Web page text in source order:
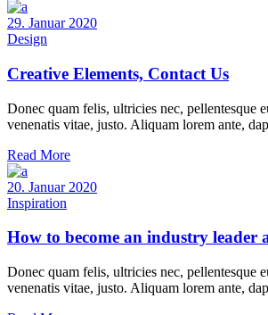
29. Januar 2020
Design
Creative Elements, Contact Us
Donec quam felis, ultricies nec, pellentesque
venenatis vitae, justo. Aliquam lorem ante,
Read More
20. Januar 2020
Inspiration
How to become an industry leader
Donec quam felis, ultricies nec, pellentesque
venenatis vitae, justo. Aliquam lorem ante,